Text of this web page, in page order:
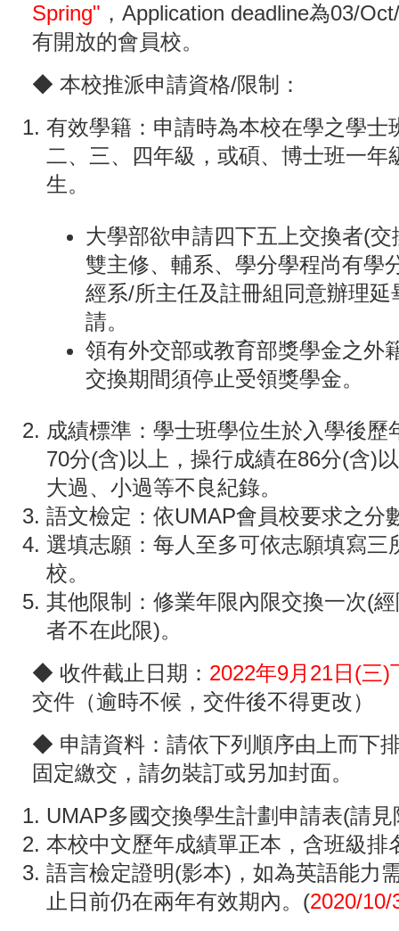
Spring" ，Application deadline為03/
有開放的會員校。
◆ 本校推派申請資格/限制：
有效學籍：申請時為本校在學之學士
二、三、四年級，或碩、博士班一年
生。
大學部欲申請四下五上交換者(交
雙主修、輔系、學分學程尚有學
經系/所主任及註冊組同意辦理延
請。
領有外交部或教育部獎學金之外
交換期間須停止受領獎學金。
成績標準：學士班學位生於入學後歷
70分(含)以上，操行成績在86分(含)
大過、小過等不良紀錄。
語文檢定：依UMAP會員校要求之分
選填志願：每人至多可依志願填寫三
校。
其他限制：修業年限內限交換一次(
者不在此限)。
◆ 收件截止日期： 2022年9月21日(三)
交件（逾時不候，交件後不得更改）
◆ 申請資料：請依下列順序由上而下
固定繳交，請勿裝訂或另加封面。
UMAP多國交換學生計劃申請表(請見
本校中文歷年成績單正本，含班級排
語言檢定證明(影本)，如為英語能力
止日前仍在兩年有效期內。(2020/10/